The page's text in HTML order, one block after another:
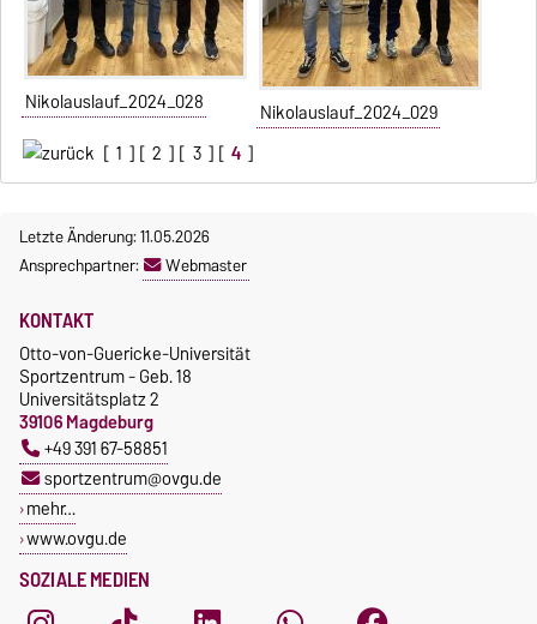
Nikolauslauf_2024_028
Nikolauslauf_2024_029
[ 1 ] [ 2 ] [ 3 ] [ 4 ]
Letzte Änderung: 11.05.2026
Ansprechpartner:
Webmaster
SOZIALE MEDIEN
KONTAKT
Otto-von-Guericke-Universität
Sportzentrum - Geb. 18
Universitätsplatz 2
39106 Magdeburg
+49 391 67-58851
sportzentrum@ovgu.de
mehr…
www.ovgu.de